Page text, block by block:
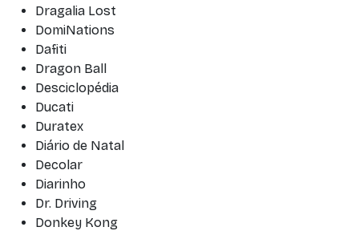
Dragalia Lost
DomiNations
Dafiti
Dragon Ball
Desciclopédia
Ducati
Duratex
Diário de Natal
Decolar
Diarinho
Dr. Driving
Donkey Kong